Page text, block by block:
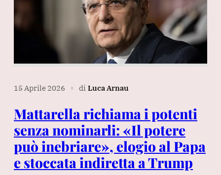
15 Aprile 2026 ∎ di Luca Arnau
Mattarella richiama i potenti
senza nominarli: «Il potere
può inebriare», elogio al Papa
e stoccata indiretta a Trump